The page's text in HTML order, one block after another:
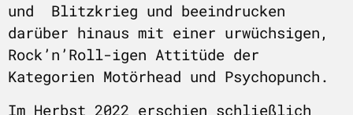
und Blitzkrieg und beeindrucken
darüber hinaus mit einer urwüchsigen,
Rock’n’Roll-igen Attitüde der
Kategorien Motörhead und Psychopunch.
Im Herbst 2022 erschien schließlich